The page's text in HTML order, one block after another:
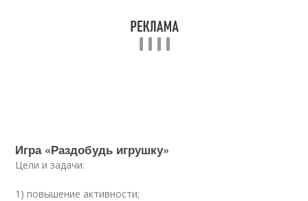
Игра «Раздобудь игрушку»
Цели и задачи:
1) повышение активности;